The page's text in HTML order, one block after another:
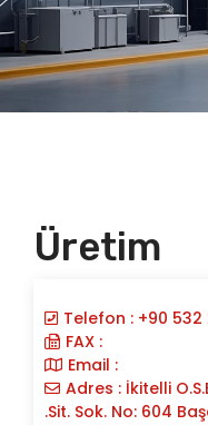
Üretim
Telefon : +90 532
FAX :
Email :
Adres : İkitelli
.Sit. Sok. No: 604